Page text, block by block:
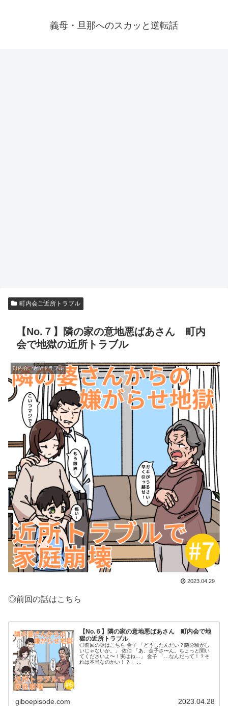
義母・旦那へのスカッと逆転話
町内会ご近所トラブル
【No.７】隣の家の意地悪ばあさん 町内
会で地獄の近所トラブル
町内会ご近所トラブル
2023.04.29
◎前回の話はこちら
【No.６】隣の家の意地悪ばあさん 町内会で地
獄の近所トラブル
◎前回の話はこちら 金子 「どうしたんだい？随分騒がし
いじゃないか。」 佐伯 「あ、金子さ〜ん。ちょっと聞い
てくださいよ〜！実はね…」 金子 「…なんだって！？そ
れは本当なのかい！？」 ...
giboepisode.com 2023.04.28